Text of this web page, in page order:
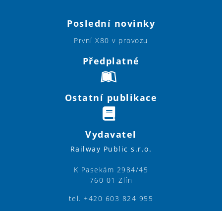
Poslední novinky
První X80 v provozu
Předplatné
Ostatní publikace
Vydavatel
Railway Public s.r.o.
K Pasekám 2984/45
760 01 Zlín
tel. +420 603 824 955